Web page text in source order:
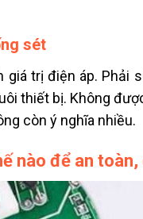
sét
trị điện áp. Phải
thiết bị. Không
còn ý nghĩa nhiều.
nào để an toàn,